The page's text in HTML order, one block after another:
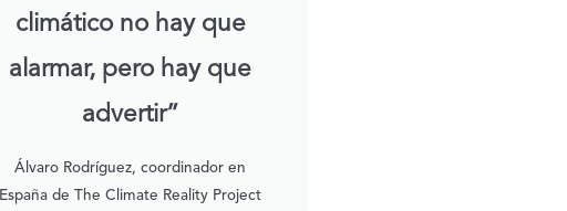
climático no hay que
alarmar, pero hay que
advertir”
Álvaro Rodríguez, coordinador en
España de The Climate Reality Project